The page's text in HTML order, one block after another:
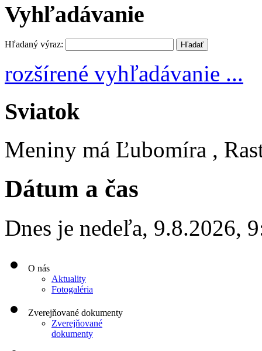
Vyhľadávanie
Hľadaný výraz:
rozšírené vyhľadávanie ...
Sviatok
Meniny má Ľubomíra ,
Dátum a čas
Dnes je nedeľa, 9.8.2026,
O nás
Aktuality
Fotogaléria
Zverejňované dokumenty
Zverejňované
dokumenty